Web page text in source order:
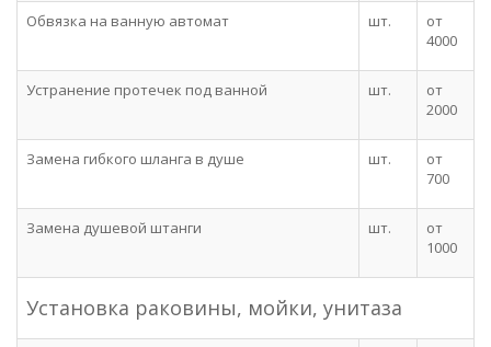
Обвязка на ванную автомат шт.
от
4000
Устранение протечек под ванной шт.
от
2000
Замена гибкого шланга в душе шт.
от
700
Замена душевой штанги шт.
от
1000
Установка раковины, мойки, унитаза